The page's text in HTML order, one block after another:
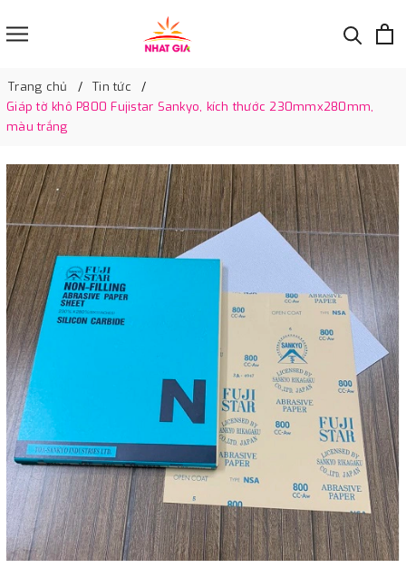
Trang chủ
Tin tức
Giáp tờ khô P800 Fujistar Sankyo, kích thước 230mmx280mm,
màu trắng